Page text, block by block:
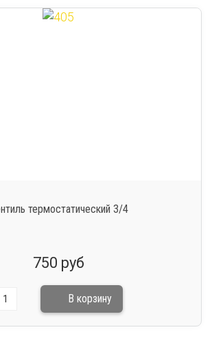
термостатический 3/4
750 руб